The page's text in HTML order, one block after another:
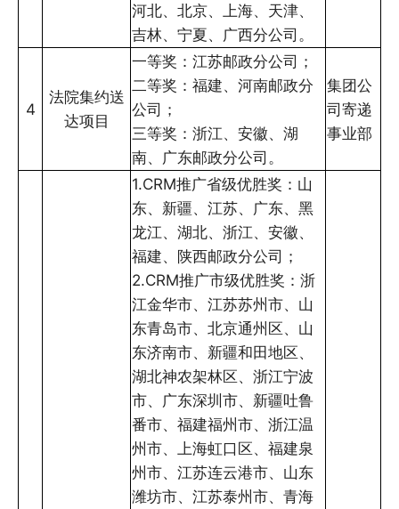
河北、北京、上海、天津、
吉林、宁夏、广西分公司。
4
法院集约送
达项目
一等奖：江苏邮政分公司；
二等奖：福建、河南邮政分
公司；
三等奖：浙江、安徽、湖
南、广东邮政分公司。
集团公
司寄递
事业部
1.CRM推广省级优胜奖：山
东、新疆、江苏、广东、黑
龙江、湖北、浙江、安徽、
福建、陕西邮政分公司；
2.CRM推广市级优胜奖：浙
江金华市、江苏苏州市、山
东青岛市、北京通州区、山
东济南市、新疆和田地区、
湖北神农架林区、浙江宁波
市、广东深圳市、新疆吐鲁
番市、福建福州市、浙江温
州市、上海虹口区、福建泉
州市、江苏连云港市、山东
潍坊市、江苏泰州市、青海